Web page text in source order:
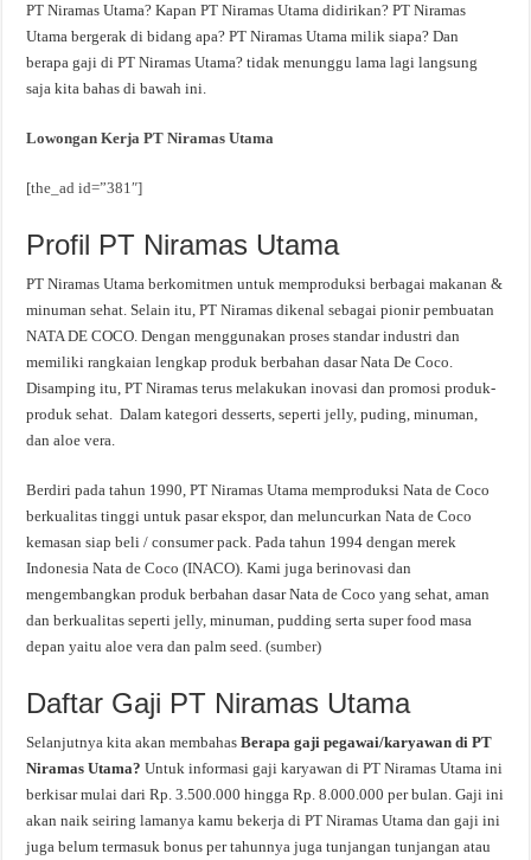
PT Niramas Utama? Kapan PT Niramas Utama didirikan? PT Niramas
Utama bergerak di bidang apa? PT Niramas Utama milik siapa? Dan
berapa gaji di PT Niramas Utama? tidak menunggu lama lagi langsung
saja kita bahas di bawah ini.
Lowongan Kerja PT Niramas Utama
[the_ad id=”381″]
Profil PT Niramas Utama
PT Niramas Utama berkomitmen untuk memproduksi berbagai makanan &
minuman sehat. Selain itu, PT Niramas dikenal sebagai pionir pembuatan
NATA DE COCO. Dengan menggunakan proses standar industri dan
memiliki rangkaian lengkap produk berbahan dasar Nata De Coco.
Disamping itu, PT Niramas terus melakukan inovasi dan promosi produk-
produk sehat. Dalam kategori desserts, seperti jelly, puding, minuman,
dan aloe vera.
Berdiri pada tahun 1990, PT Niramas Utama memproduksi Nata de Coco
berkualitas tinggi untuk pasar ekspor, dan meluncurkan Nata de Coco
kemasan siap beli / consumer pack. Pada tahun 1994 dengan merek
Indonesia Nata de Coco (INACO). Kami juga berinovasi dan
mengembangkan produk berbahan dasar Nata de Coco yang sehat, aman
dan berkualitas seperti jelly, minuman, pudding serta super food masa
depan yaitu aloe vera dan palm seed. (sumber)
Daftar Gaji PT Niramas Utama
Selanjutnya kita akan membahasBerapa gaji pegawai/karyawan di PT
Niramas Utama?Untuk informasi gaji karyawan di PT Niramas Utama ini
berkisar mulai dari Rp. 3.500.000 hingga Rp. 8.000.000 per bulan. Gaji ini
akan naik seiring lamanya kamu bekerja di PT Niramas Utama dan gaji ini
juga belum termasuk bonus per tahunnya juga tunjangan tunjangan atau